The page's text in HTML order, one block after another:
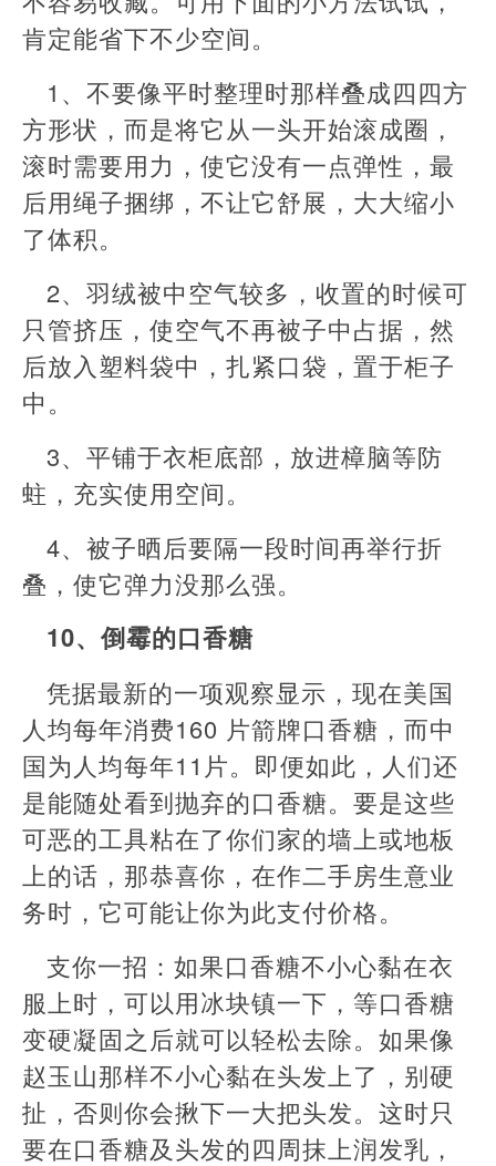
肯定能省下不少空间。
1、不要像平时整理时那样叠成四四方
方形状，而是将它从一头开始滚成圈，
滚时需要用力，使它没有一点弹性，最
后用绳子捆绑，不让它舒展，大大缩小
了体积。
2、羽绒被中空气较多，收置的时候可
只管挤压，使空气不再被子中占据，然
后放入塑料袋中，扎紧口袋，置于柜子
中。
3、平铺于衣柜底部，放进樟脑等防
蛀，充实使用空间。
4、被子晒后要隔一段时间再举行折
叠，使它弹力没那么强。
10、倒霉的口香糖
凭据最新的一项观察显示，现在美国
人均每年消费160 片箭牌口香糖，而中
国为人均每年11片。即便如此，人们还
是能随处看到抛弃的口香糖。要是这些
可恶的工具粘在了你们家的墙上或地板
上的话，那恭喜你，在作二手房生意业
务时，它可能让你为此支付价格。
支你一招：如果口香糖不小心黏在衣
服上时，可以用冰块镇一下，等口香糖
变硬凝固之后就可以轻松去除。如果像
赵玉山那样不小心黏在头发上了，别硬
扯，否则你会揪下一大把头发。这时只
要在口香糖及头发的四周抹上润发乳，